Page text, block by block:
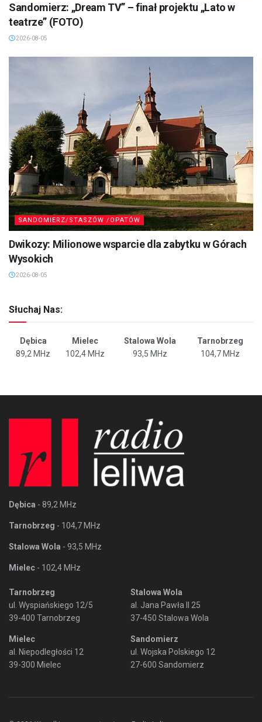
Sandomierz: „Dream TV” – finał projektu „Lato w
teatrze” (FOTO)
2026-08-05
SANDOMIERZ/STASZÓW /OPATÓW
Dwikozy: Milionowe wsparcie dla zabytku w Górach
Wysokich
2026-08-05
Słuchaj Nas:
Dębica Mielec Stalowa Wola
Tarnobrzeg
89,2 MHz
102,4 MHz 93,5 MHz 104,7 MHz
Dębica - 89,2 MHz
Tarnobrzeg - 104,7 MHz
Stalowa Wola - 93,5 MHz
Mielec - 102,4 MHz
Tarnobrzeg
ul. Wyspiańskiego 12/5
39-400 Tarnobrzeg
Mielec
al. Niepodległości 12
39-300 Mielec
Stalowa Wola
al. Jana Pawła II 25
37-450 Stalowa Wola
Sandomierz
ul. Wojska Polskiego 12
27-600 Sandomierz